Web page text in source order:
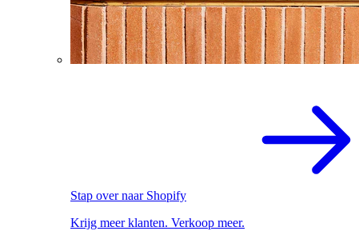
Stap over naar Shopify
Krijg meer klanten. Verkoop meer.